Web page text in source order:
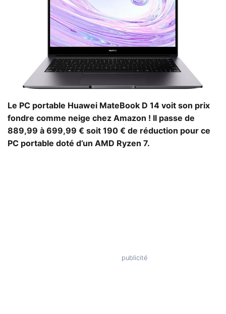
Le PC portable Huawei MateBook D 14 voit son prix
fondre comme neige chez Amazon ! Il passe de
889,99 à 699,99 € soit 190 € de réduction pour ce
PC portable doté d’un AMD Ryzen 7.